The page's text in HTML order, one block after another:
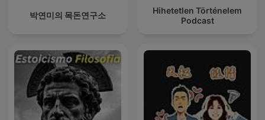
박연미의 목돈연구소
Hihetetlen Történelem
Podcast